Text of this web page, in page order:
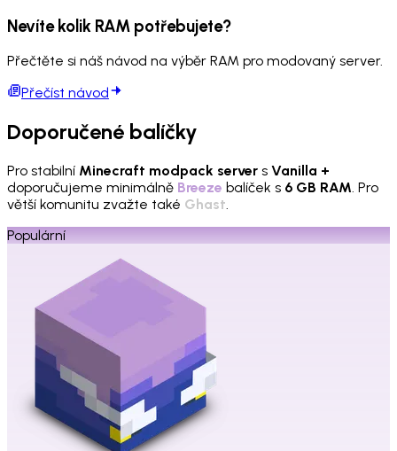
Nevíte kolik RAM potřebujete?
Přečtěte si náš návod na výběr RAM pro modovaný server.
Přečíst návod
Doporučené balíčky
Pro stabilní Minecraft modpack server s Vanilla +
doporučujeme minimálně Breeze balíček s 6 GB RAM. Pro
větší komunitu zvažte také Ghast.
Populární